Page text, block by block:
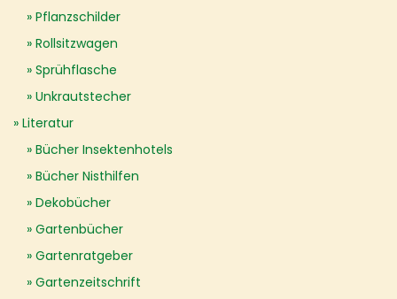
Pflanzschilder
Rollsitzwagen
Sprühflasche
Unkrautstecher
Literatur
Bücher Insektenhotels
Bücher Nisthilfen
Dekobücher
Gartenbücher
Gartenratgeber
Gartenzeitschrift